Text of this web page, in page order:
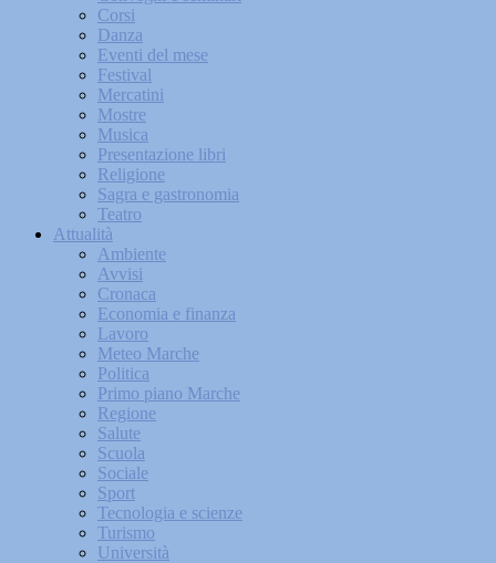
Corsi
Danza
Eventi del mese
Festival
Mercatini
Mostre
Musica
Presentazione libri
Religione
Sagra e gastronomia
Teatro
Attualità
Ambiente
Avvisi
Cronaca
Economia e finanza
Lavoro
Meteo Marche
Politica
Primo piano Marche
Regione
Salute
Scuola
Sociale
Sport
Tecnologia e scienze
Turismo
Università